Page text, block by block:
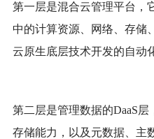
第一层是混合云管理平台，
中的计算资源、网络、存储
云原生底层技术开发的自动
第二层是管理数据的DaaS层
存储能力，以及元数据、主